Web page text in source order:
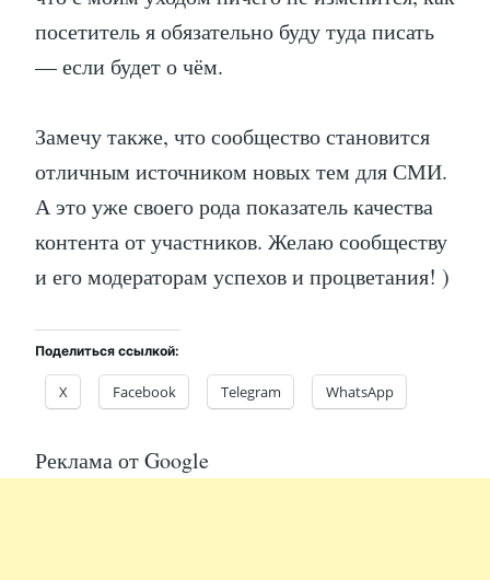
посетитель я обязательно буду туда писать
— если будет о чём.
Замечу также, что сообщество становится
отличным источником новых тем для СМИ.
А это уже своего рода показатель качества
контента от участников. Желаю сообществу
и его модераторам успехов и процветания! )
Поделиться ссылкой:
X Facebook Telegram WhatsApp
Реклама от Google